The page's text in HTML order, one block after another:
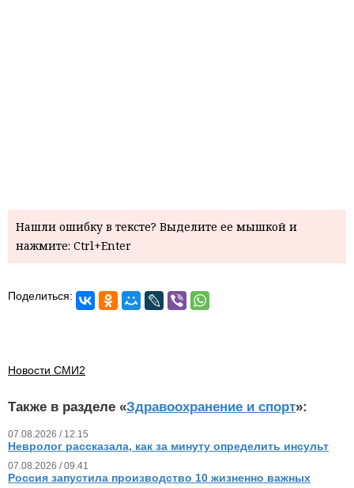
Нашли ошибку в тексте? Выделите ее мышкой и
нажмите: Ctrl+Enter
Поделиться:
Новости СМИ2
Также в разделе «Здравоохранение и спорт»:
07.08.2026 / 12.15
Невролог рассказала, как за минуту определить инсульт
07.08.2026 / 09.41
Россия запустила производство 10 жизненно важных